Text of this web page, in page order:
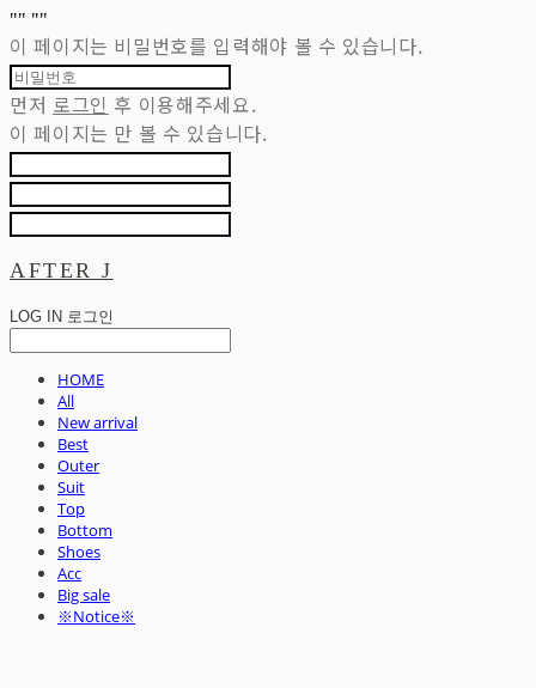
"" ""
이 페이지는 비밀번호를 입력해야 볼 수 있습니다.
먼저 로그인 후 이용해주세요.
이 페이지는 만 볼 수 있습니다.
AFTER J
LOG IN 로그인
HOME
All
New arrival
Best
Outer
Suit
Top
Bottom
Shoes
Acc
Big sale
※Notice※